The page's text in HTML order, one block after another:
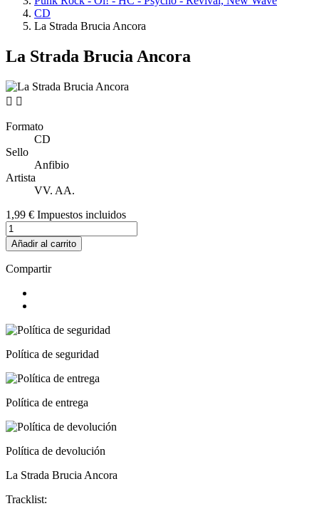
CD
La Strada Brucia Ancora
La Strada Brucia Ancora
 
Formato
CD
Sello
Anfibio
Artista
VV. AA.
1,99 € Impuestos incluidos
Añadir al carrito
Compartir
Política de seguridad
Política de entrega
Política de devolución
La Strada Brucia Ancora
Tracklist: